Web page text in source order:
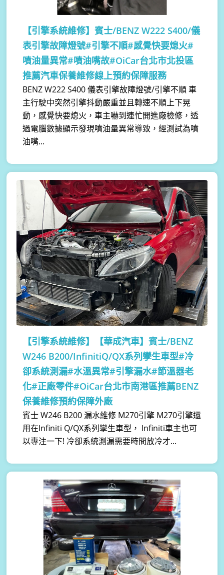
【引擎系統維修】賓士/BENZ W222 S400/儀
表引擎故障燈號#引擎不順#感覺快要熄火#
噴油量異常#噴油嘴故#OiCar台北市北投區
推薦汽車保養維修線上預約保障服務
BENZ W222 S400 儀表引擎故障燈號/引擎不順 車
主行駛中突然引擎抖動嚴重並且轉速不順上下晃
動，感覺快要熄火，車主嚇到連忙開進廠檢修，透
過電腦數據顯示發現噴油量異常導致，經測試為噴
油嘴...
【引擎系統維修】
【華成汽車】賓士/BENZ
W246 B200/InfinitiQ/QX系列孿生車型#冷
卻系統測漏#水溫異常#引擎漏水#節溫器老
化#正廠零件#OiCar台北市南港區推薦BENZ
保養維修預約保障外廠
賓士 W246 B200 漏水維修 M270引擎 M270引擎還
用在Infiniti Q/QX系列孿生車型， Infiniti車主也可
以專注一下! 冷卻系統測漏需要時間放冷才...